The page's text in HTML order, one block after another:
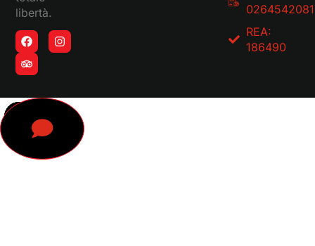
libertà.
REA:
186490